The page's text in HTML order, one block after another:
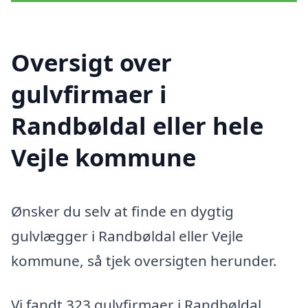
Oversigt over
gulvfirmaer i
Randbøldal eller hele
Vejle kommune
Ønsker du selv at finde en dygtig
gulvlægger i Randbøldal eller Vejle
kommune, så tjek oversigten herunder.